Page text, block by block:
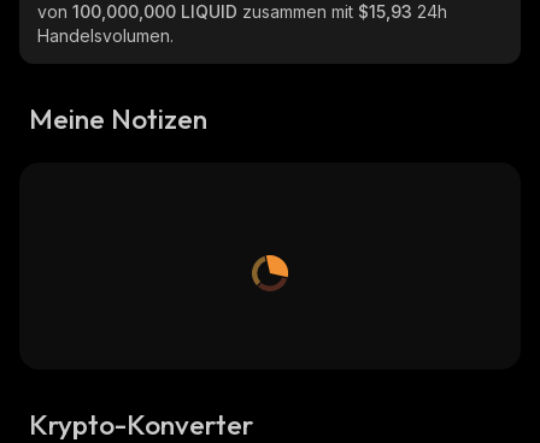
von 100,000,000 LIQUID zusammen mit $15,93 24h
Handelsvolumen.
Meine Notizen
Krypto-Konverter